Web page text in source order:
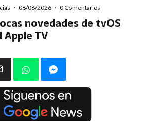
· 08/06/2026 · 0 Comentarios
novedades de tvOS
Apple TV